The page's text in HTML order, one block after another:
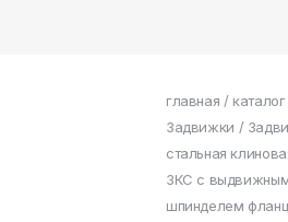
главная / каталог
Задвижки /
стальная
ЗКС с
шпинделем